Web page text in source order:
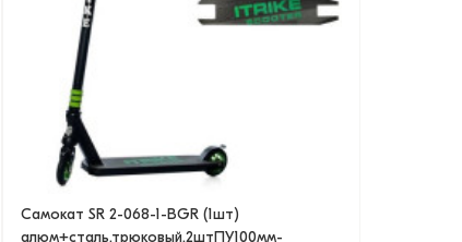
Самокат SR 2-068-1-BGR (1шт)
алюм+сталь,трюковый,2штПУ100мм-